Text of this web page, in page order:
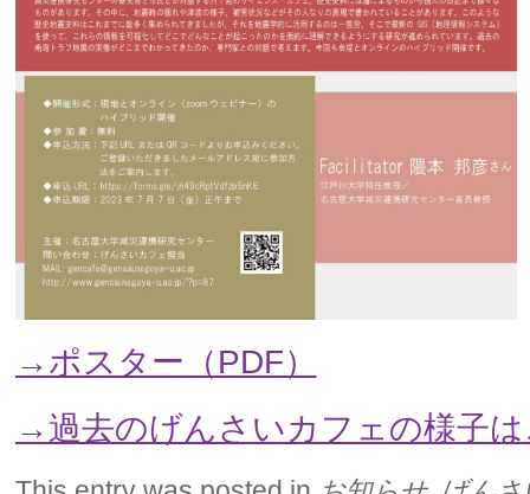
→ポスター（PDF）
→過去のげんさいカフェの様子